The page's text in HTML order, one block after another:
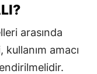
arasında
amacı